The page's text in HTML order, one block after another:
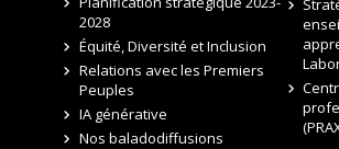
2028
Équité, Diversité et Inclusion
Relations avec les Premiers
Peuples
IA générative
Nos baladodiffusions